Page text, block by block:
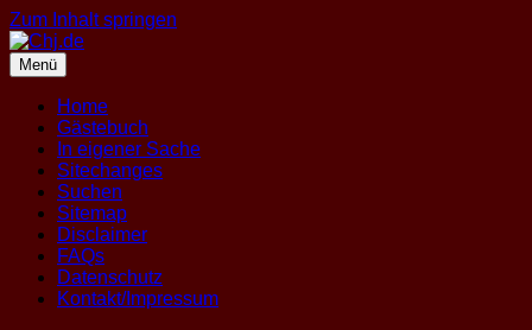
Zum Inhalt springen
Menü
Home
Gästebuch
In eigener Sache
Sitechanges
Suchen
Sitemap
Disclaimer
FAQs
Datenschutz
Kontakt/Impressum